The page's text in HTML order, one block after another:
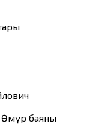
баяны